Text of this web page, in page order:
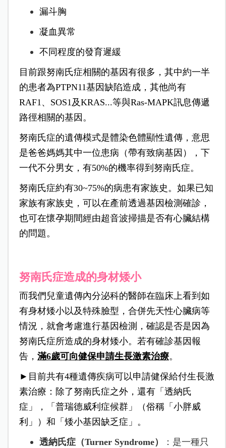
漏斗胸
凝血異常
不同程度的發育遲緩
目前跟努南氏症相關的基因有很多，其中約一半
的患者為PTPN11基因缺陷造成，其他尚有
RAF1、SOS1及KRAS...等與Ras-MAPK訊息傳遞
路徑相關的基因。
努南氏症的遺傳模式是體染色體顯性遺傳，意思
是爸爸媽媽其中一位患病（帶有致病基因），下
一代不分男女，有50%的機率得到努南氏症。
努南氏症約有30~75%的病患有家族史。如果已知
家族有家族史，可以在產前透過基因檢測確診，
也可在懷孕期間經由超音波掃描是否有心臟結構
的問題。
努南氏症造成的身材矮小
而我們兒童遺傳內分泌科的醫師在臨床上看到如
有身材矮小以及特殊臉型，合併先天性心臟病等
情況，就會考慮進行基因檢測，確認是否是因為
努南氏症所造成的身材矮小。若有確診基因報
告， 滿6歲可向健保申請生長激素治療。
►目前共有4種遺傳疾病可以申請健保給付生長激
素治療：除了努南氏症之外，還有「透納氏
症」，「普瑞德威利症候群」（俗稱「小胖威
利」）和「矮小基因缺乏症」。
透納氏症（Turner Syndrome）
：是一種只